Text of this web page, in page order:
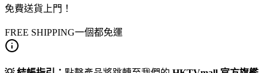
免費送貨上門！
FREE SHIPPING一個都免運